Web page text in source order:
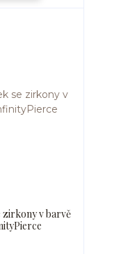
zirkony v barvě